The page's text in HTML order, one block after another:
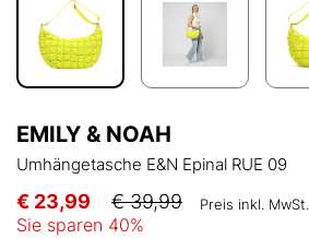
EMILY & NOAH
Umhängetasche E&N Epinal RUE 09
€ 23,99 € 39,99 Preis inkl. MwSt.
Sie sparen 40%